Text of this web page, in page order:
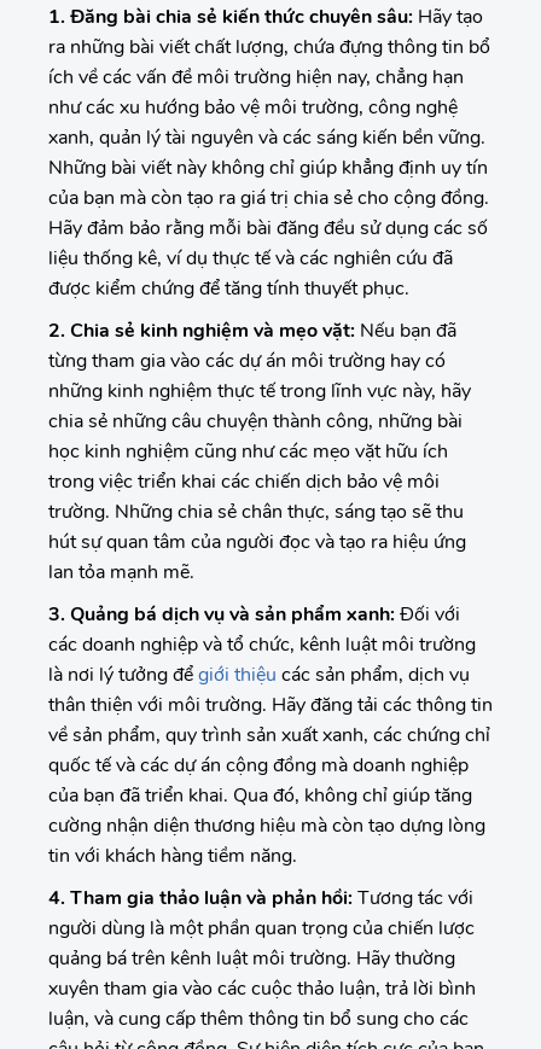
1. Đăng bài chia sẻ kiến thức chuyên sâu: Hãy tạo
ra những bài viết chất lượng, chứa đựng thông tin bổ
ích về các vấn đề môi trường hiện nay, chẳng hạn
như các xu hướng bảo vệ môi trường, công nghệ
xanh, quản lý tài nguyên và các sáng kiến bền vững.
Những bài viết này không chỉ giúp khẳng định uy tín
của bạn mà còn tạo ra giá trị chia sẻ cho cộng đồng.
Hãy đảm bảo rằng mỗi bài đăng đều sử dụng các số
liệu thống kê, ví dụ thực tế và các nghiên cứu đã
được kiểm chứng để tăng tính thuyết phục.
2. Chia sẻ kinh nghiệm và mẹo vặt: Nếu bạn đã
từng tham gia vào các dự án môi trường hay có
những kinh nghiệm thực tế trong lĩnh vực này, hãy
chia sẻ những câu chuyện thành công, những bài
học kinh nghiệm cũng như các mẹo vặt hữu ích
trong việc triển khai các chiến dịch bảo vệ môi
trường. Những chia sẻ chân thực, sáng tạo sẽ thu
hút sự quan tâm của người đọc và tạo ra hiệu ứng
lan tỏa mạnh mẽ.
3. Quảng bá dịch vụ và sản phẩm xanh: Đối với
các doanh nghiệp và tổ chức, kênh luật môi trường
là nơi lý tưởng đểgiới thiệu các sản phẩm, dịch vụ
thân thiện với môi trường. Hãy đăng tải các thông tin
về sản phẩm, quy trình sản xuất xanh, các chứng chỉ
quốc tế và các dự án cộng đồng mà doanh nghiệp
của bạn đã triển khai. Qua đó, không chỉ giúp tăng
cường nhận diện thương hiệu mà còn tạo dựng lòng
tin với khách hàng tiềm năng.
4. Tham gia thảo luận và phản hồi: Tương tác với
người dùng là một phần quan trọng của chiến lược
quảng bá trên kênh luật môi trường. Hãy thường
xuyên tham gia vào các cuộc thảo luận, trả lời bình
luận, và cung cấp thêm thông tin bổ sung cho các